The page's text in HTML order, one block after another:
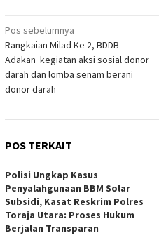
Navigasi
pos
Pos sebelumnya
Rangkaian Milad Ke 2, BDDB
Adakan kegiatan aksi sosial donor
darah dan lomba senam berani
donor darah
POS TERKAIT
Polisi Ungkap Kasus
Penyalahgunaan BBM Solar
Subsidi, Kasat Reskrim Polres
Toraja Utara: Proses Hukum
Berjalan Transparan